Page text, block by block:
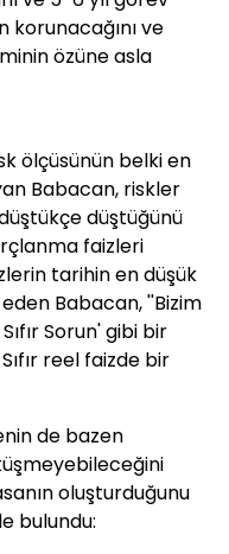
korunacağını ve
özüne asla
ölçüsünün belki en
Babacan, riskler
düştüğünü
faizleri
tarihin en düşük
Babacan, ''Bizim
Sorun' gibi bir
reel faizde bir
de bazen
oluşturduğunu
bulundu: